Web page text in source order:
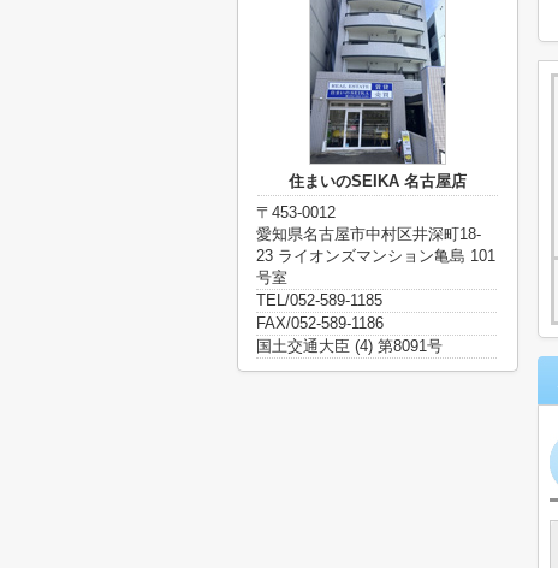
住まいのSEIKA 名古屋店
〒453-0012
愛知県名古屋市中村区井深町18-
23 ライオンズマンション亀島 101
号室
TEL/052-589-1185
FAX/052-589-1186
国土交通大臣 (4) 第8091号